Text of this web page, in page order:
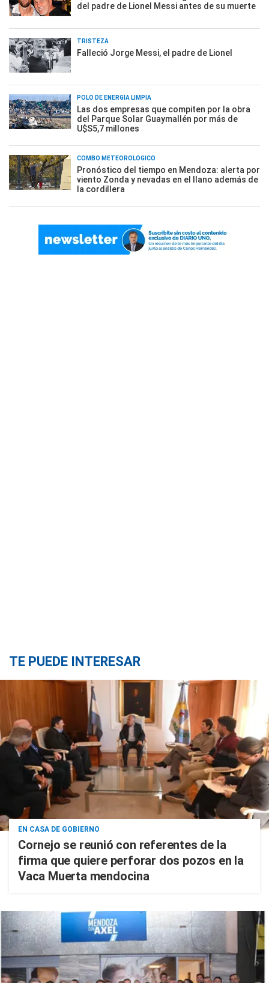
del padre de Lionel Messi antes de su muerte
TRISTEZA
Falleció Jorge Messi, el padre de Lionel
POLO DE ENERGÍA LIMPIA
Las dos empresas que compiten por la obra
del Parque Solar Guaymallén por más de
U$S5,7 millones
COMBO METEOROLÓGICO
Pronóstico del tiempo en Mendoza: alerta por
viento Zonda y nevadas en el llano además de
la cordillera
TE PUEDE INTERESAR
EN CASA DE GOBIERNO
Cornejo se reunió con referentes de la
firma que quiere perforar dos pozos en la
Vaca Muerta mendocina